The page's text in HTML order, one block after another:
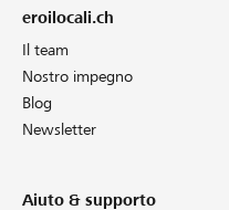
eroilocali.ch
Il team
Nostro impegno
Blog
Newsletter
Aiuto & supporto